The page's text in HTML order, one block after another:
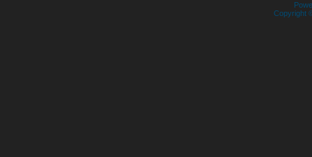
Copyright